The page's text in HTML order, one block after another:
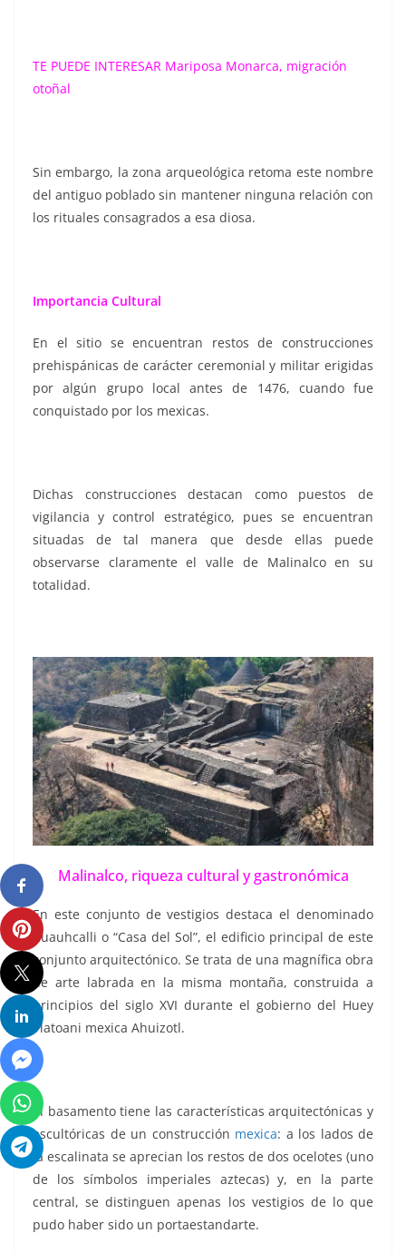
TE PUEDE INTERESAR Mariposa Monarca, migración
otoñal
Sin embargo, la zona arqueológica retoma este nombre
del antiguo poblado sin mantener ninguna relación con
los rituales consagrados a esa diosa.
Importancia Cultural
En el sitio se encuentran restos de construcciones
prehispánicas de carácter ceremonial y militar erigidas
por algún grupo local antes de 1476, cuando fue
conquistado por los mexicas.
Dichas construcciones destacan como puestos de
vigilancia y control estratégico, pues se encuentran
situadas de tal manera que desde ellas puede
observarse claramente el valle de Malinalco en su
totalidad.
Malinalco, riqueza cultural y gastronómica
En este conjunto de vestigios destaca el denominado
Cuauhcalli o “Casa del Sol”, el edificio principal de este
conjunto arquitectónico. Se trata de una magnífica obra
de arte labrada en la misma montaña, construida a
principios del siglo XVI durante el gobierno del Huey
Tlatoani mexica Ahuizotl.
El basamento tiene las características arquitectónicas y
escultóricas de un construcción mexica: a los lados de
la escalinata se aprecian los restos de dos ocelotes (uno
de los símbolos imperiales aztecas) y, en la parte
central, se distinguen apenas los vestigios de lo que
pudo haber sido un portaestandarte.